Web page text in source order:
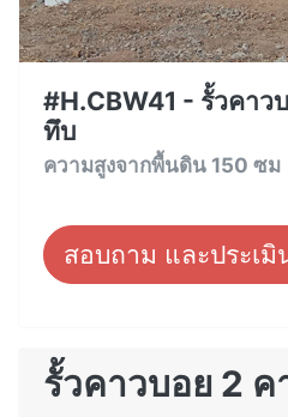
#H.CBW41 - รั้วคาว
ทึบ
ความสูงจากพื้นดิน 150 ซม
สอบถาม และประเมิ
รั้วคาวบอย 2